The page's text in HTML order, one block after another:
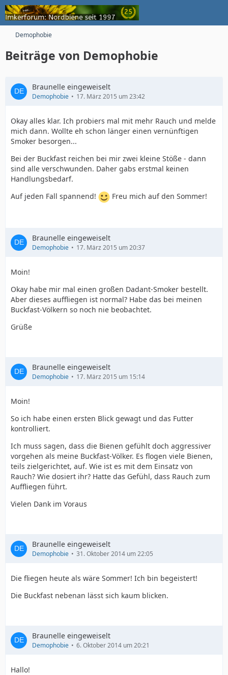
Demophobie
Beiträge von Demophobie
Braunelle eingeweiselt
Demophobie 17. März 2015 um 23:42
Okay alles klar. Ich probiers mal mit mehr Rauch und melde
mich dann. Wollte eh schon länger einen vernünftigen
Smoker besorgen...
Bei der Buckfast reichen bei mir zwei kleine Stöße - dann
sind alle verschwunden. Daher gabs erstmal keinen
Handlungsbedarf.
Auf jeden Fall spannend!
Freu mich auf den Sommer!
Braunelle eingeweiselt
Demophobie 17. März 2015 um 20:37
Moin!
Okay habe mir mal einen großen Dadant-Smoker bestellt.
Aber dieses auffliegen ist normal? Habe das bei meinen
Buckfast-Völkern so noch nie beobachtet.
Grüße
Braunelle eingeweiselt
Demophobie 17. März 2015 um 15:14
Moin!
So ich habe einen ersten Blick gewagt und das Futter
kontrolliert.
Ich muss sagen, dass die Bienen gefühlt doch aggressiver
vorgehen als meine Buckfast-Völker. Es flogen viele Bienen,
teils zielgerichtet, auf. Wie ist es mit dem Einsatz von
Rauch? Wie dosiert ihr? Hatte das Gefühl, dass Rauch zum
Auffliegen führt.
Vielen Dank im Voraus
Braunelle eingeweiselt
Demophobie 31. Oktober 2014 um 22:05
Die fliegen heute als wäre Sommer! Ich bin begeistert!
Die Buckfast nebenan lässt sich kaum blicken.
Braunelle eingeweiselt
Demophobie 6. Oktober 2014 um 20:21
Hallo!